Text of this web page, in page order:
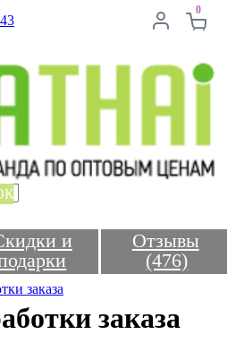
0
и
Отзывы
(476)
заказа
заказа